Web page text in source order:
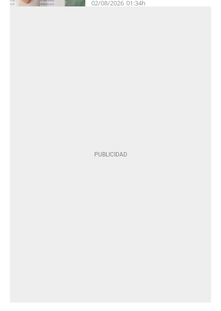
02/08/2026 01:34h